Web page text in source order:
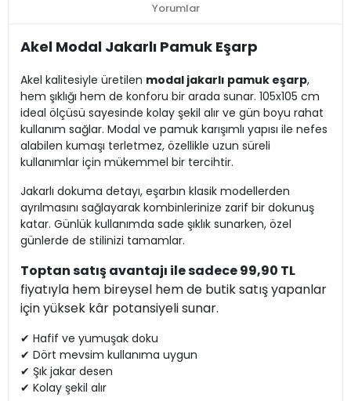
Yorumlar
Akel Modal Jakarlı Pamuk Eşarp
Akel kalitesiyle üretilen modal jakarlı pamuk eşarp,
hem şıklığı hem de konforu bir arada sunar. 105x105 cm
ideal ölçüsü sayesinde kolay şekil alır ve gün boyu rahat
kullanım sağlar. Modal ve pamuk karışımlı yapısı ile nefes
alabilen kumaşı terletmez, özellikle uzun süreli
kullanımlar için mükemmel bir tercihtir.
Jakarlı dokuma detayı, eşarbın klasik modellerden
ayrılmasını sağlayarak kombinlerinize zarif bir dokunuş
katar. Günlük kullanımda sade şıklık sunarken, özel
günlerde de stilinizi tamamlar.
Toptan satış avantajı ile sadece 99,90 TL
fiyatıyla hem bireysel hem de butik satış yapanlar
için yüksek kâr potansiyeli sunar.
✔ Hafif ve yumuşak doku
✔ Dört mevsim kullanıma uygun
✔ Şık jakar desen
✔ Kolay şekil alır